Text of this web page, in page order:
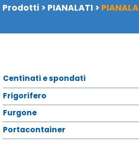
Prodotti > PIANALATI >
Centinati e spondati
Frigorifero
Furgone
Portacontainer